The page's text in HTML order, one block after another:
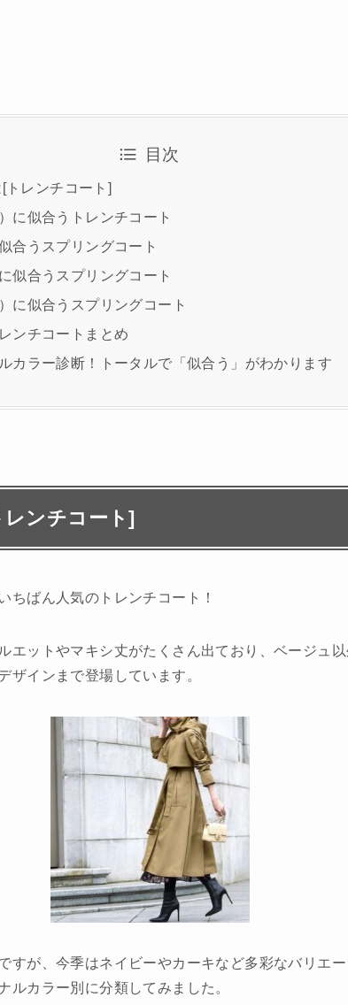
目次
トレンチコート]
に似合うトレンチコート
合うスプリングコート
似合うスプリングコート
に似合うスプリングコート
ンチコートまとめ
カラー診断！トータルで「似合う」がわかります
ンチコート]
ちばん人気のトレンチコート！
エットやマキシ丈がたくさん出ており、ベージュ
ザインまで登場しています。
すが、今季はネイビーやカーキなど多彩なバリエ
ルカラー別に分類してみました。